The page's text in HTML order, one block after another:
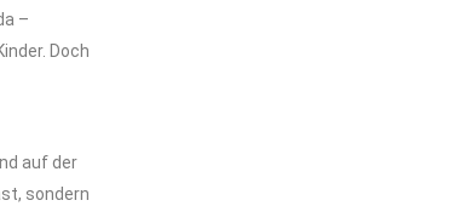
–
Doch
auf der
sondern